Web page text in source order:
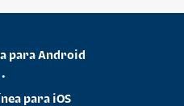
para Android
•
para iOS